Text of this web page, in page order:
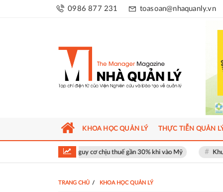
0986 877 231 toasoan@nhaquanly.vn
nguy cơ chịu thuế gần 30% khi vào Mỹ Khu phố thương mại
KHOA HỌC QUẢN LÝ THỰC TIỄN QUẢN
TRANG CHỦ KHOA HỌC QUẢN LÝ